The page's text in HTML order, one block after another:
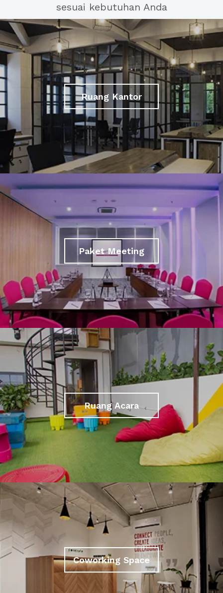
sesuai kebutuhan Anda
Ruang Kantor
Paket Meeting
Ruang Acara
Coworking Space